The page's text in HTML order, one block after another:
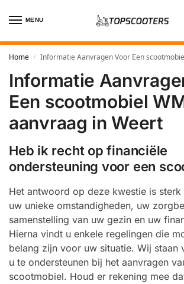
MENU
Home / Informatie Aanvragen Voor Een scootmobiel
Informatie
Een scootmobiel
aanvraag in Weert
Heb ik recht op financiële
ondersteuning voor een
Het antwoord op deze kwestie is
uw unieke omstandigheden, uw
samenstelling van uw gezin en uw
Hierna vindt u enkele regelingen die
belang zijn voor uw situatie. Wij staan
u te ondersteunen bij het aanvragen
scootmobiel. Houd er rekening mee